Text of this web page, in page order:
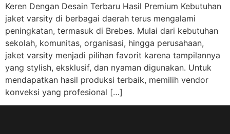
Keren Dengan Desain Terbaru Hasil Premium Kebutuhan
jaket varsity di berbagai daerah terus mengalami
peningkatan, termasuk di Brebes. Mulai dari kebutuhan
sekolah, komunitas, organisasi, hingga perusahaan,
jaket varsity menjadi pilihan favorit karena tampilannya
yang stylish, eksklusif, dan nyaman digunakan. Untuk
mendapatkan hasil produksi terbaik, memilih vendor
konveksi yang profesional […]